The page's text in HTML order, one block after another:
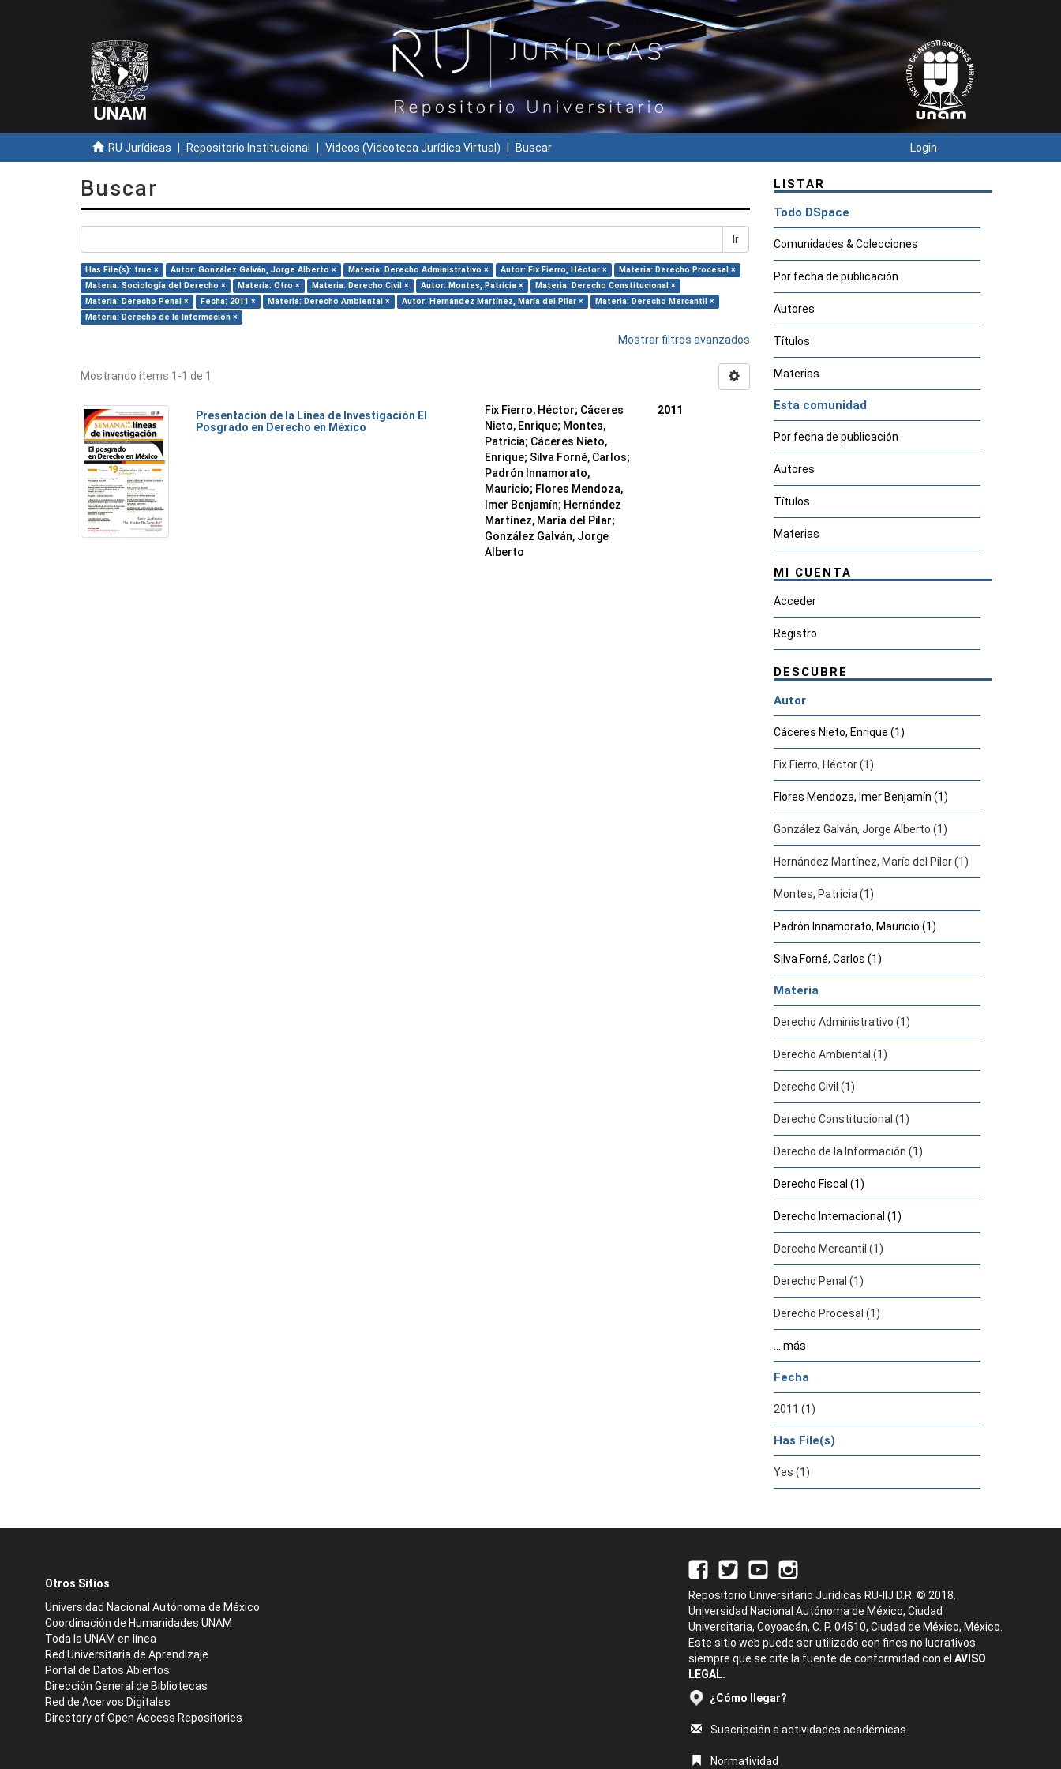
RU Jurídicas Repositorio Institucional Videos (Videoteca Jurídica Virtual) Buscar Login
Buscar
Ir
Has File(s): true × Autor: González Galván, Jorge Alberto × Materia: Derecho Administrativo × Autor: Fix Fierro, Héctor ×
Materia: Derecho Procesal ×
Materia: Sociología del Derecho ×
Materia: Otro × Materia: Derecho Civil × Autor: Montes, Patricia ×
Materia: Derecho Constitucional ×
Materia: Derecho Penal ×
Fecha: 2011 × Materia: Derecho Ambiental × Autor: Hernández Martínez, María del Pilar ×
Materia: Derecho Mercantil ×
Materia: Derecho de la Información ×
Mostrar filtros avanzados
Mostrando ítems 1-1 de 1
Presentación de la Línea de Investigación El
Posgrado en Derecho en México
Fix Fierro, Héctor; Cáceres
Nieto, Enrique; Montes,
Patricia; Cáceres Nieto,
Enrique; Silva Forné, Carlos;
Padrón Innamorato,
Mauricio; Flores Mendoza,
Imer Benjamín; Hernández
Martínez, María del Pilar;
González Galván, Jorge
Alberto
2011
LISTAR
Todo DSpace
Comunidades & Colecciones
Por fecha de publicación
Autores
Títulos
Materias
Esta comunidad
Por fecha de publicación
Autores
Títulos
Materias
MI CUENTA
Acceder
Registro
DESCUBRE
Autor
Cáceres Nieto, Enrique (1)
Fix Fierro, Héctor (1)
Flores Mendoza, Imer Benjamín (1)
González Galván, Jorge Alberto (1)
Hernández Martínez, María del Pilar (1)
Montes, Patricia (1)
Padrón Innamorato, Mauricio (1)
Silva Forné, Carlos (1)
Materia
Derecho Administrativo (1)
Derecho Ambiental (1)
Derecho Civil (1)
Derecho Constitucional (1)
Derecho de la Información (1)
Derecho Fiscal (1)
Derecho Internacional (1)
Derecho Mercantil (1)
Derecho Penal (1)
Derecho Procesal (1)
... más
Fecha
2011 (1)
Has File(s)
Yes (1)
Otros Sitios
Universidad Nacional Autónoma de México
Coordinación de Humanidades UNAM
Toda la UNAM en línea
Red Universitaria de Aprendizaje
Portal de Datos Abiertos
Dirección General de Bibliotecas
Red de Acervos Digitales
Directory of Open Access Repositories
Repositorio Universitario Jurídicas RU-IIJ D.R. © 2018.
Universidad Nacional Autónoma de México, Ciudad
Universitaria, Coyoacán, C. P. 04510, Ciudad de México, México.
Este sitio web puede ser utilizado con fines no lucrativos
siempre que se cite la fuente de conformidad con el AVISO
LEGAL.
¿Cómo llegar?
Suscripción a actividades académicas
Normatividad